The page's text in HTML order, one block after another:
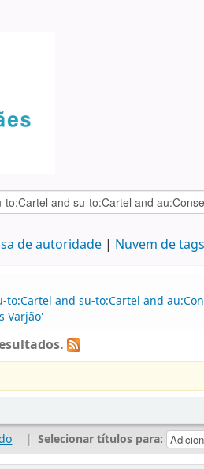
de autoridade Nuvem de tags
and su-to:Cartel and
Varjão'
| Selecionar títulos para: